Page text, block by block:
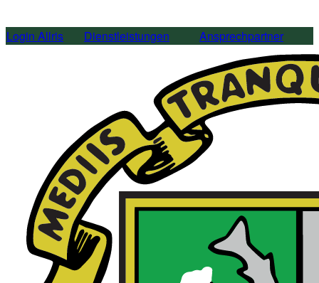
Login Allris Dienstleistungen Ansprechpartner